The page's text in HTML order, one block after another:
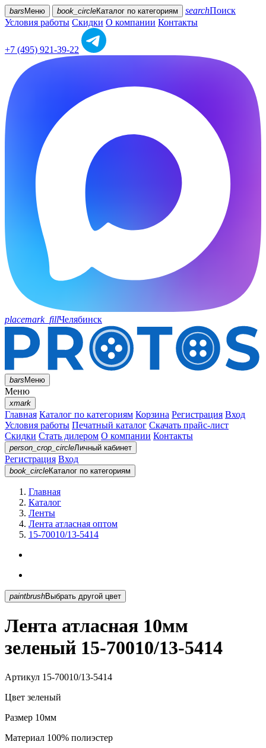
bars Меню book_circleКаталог по категориям searchПоиск
Условия работы Скидки О компании Контакты
+7 (495) 921-39-22
placemark_fillЧелябинск
barsМеню
Меню
xmark
Главная Каталог по категориям Корзина Регистрация Вход
Условия работы Печатный каталог Скачать прайс-лист
Скидки Стать дилером О компании Контакты
person_crop_circleЛичный кабинет
Регистрация Вход
book_circleКаталог по категориям
Главная
Каталог
Ленты
Лента атласная оптом
15-70010/13-5414
paintbrush Выбрать другой цвет
Лента атласная 10мм
зеленый 15-70010/13-5414
Артикул 15-70010/13-5414
Цвет зеленый
Размер 10мм
Материал 100% полиэстер